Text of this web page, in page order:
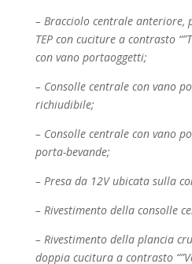
– Bracciolo centrale anteriore,
TEP con cuciture a contrasto
con vano portaoggetti;
– Consolle centrale con vano
richiudibile;
– Consolle centrale con vano
porta-bevande;
– Presa da 12V ubicata sulla
– Rivestimento della consolle
– Rivestimento della plancia
doppia cucitura a contrasto